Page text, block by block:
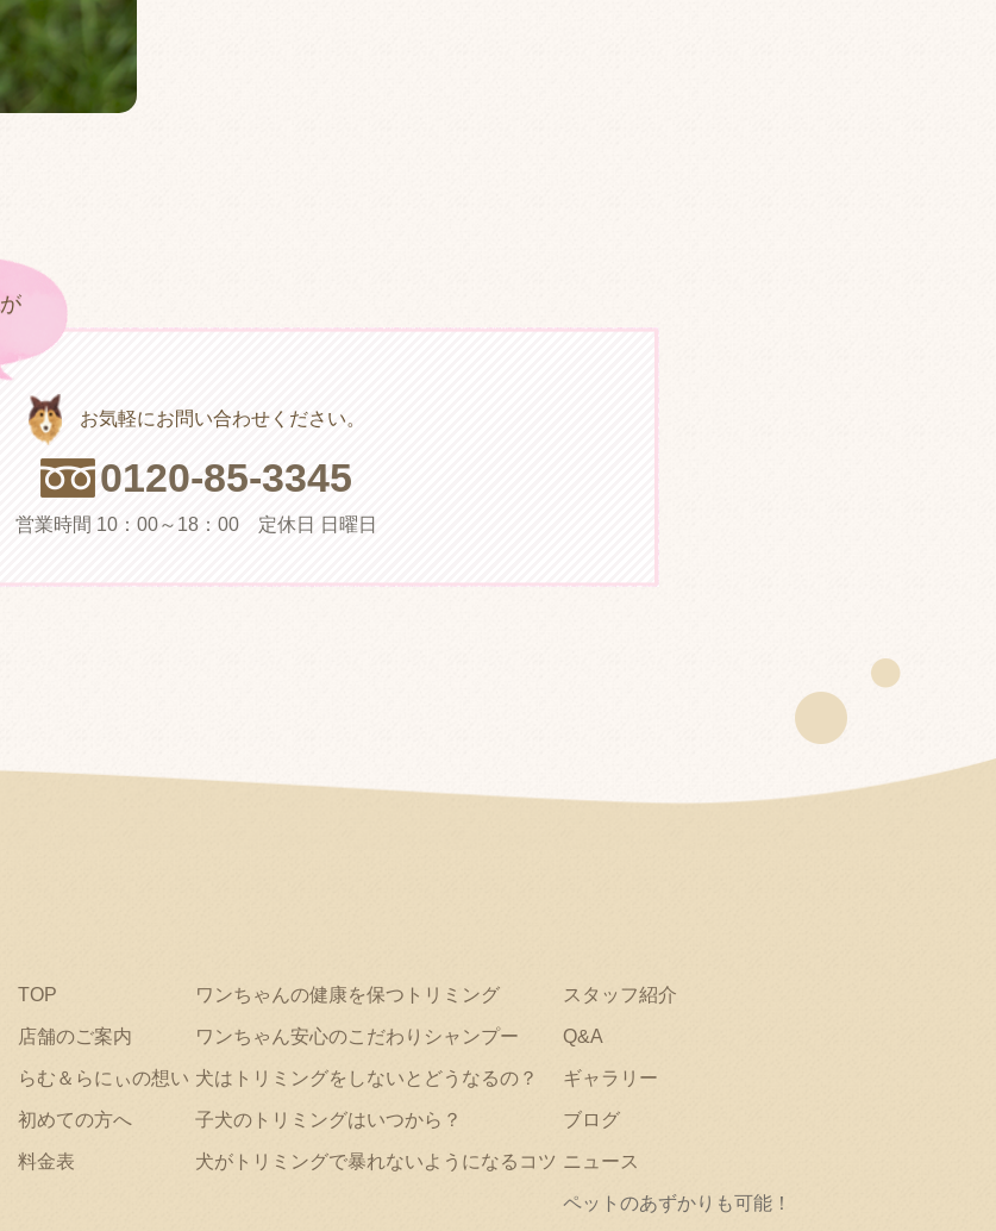
が
お気軽にお問い合わせください。
0120-85-3345
営業時間 10：00～18：00 定休日 日曜日
TOP
店舗のご案内
らむ＆らにぃの想い
初めての方へ
料金表
ワンちゃんの健康を保つトリミング
ワンちゃん安心のこだわりシャンプー
犬はトリミングをしないとどうなるの？
子犬のトリミングはいつから？
犬がトリミングで暴れないようになるコツ
スタッフ紹介
Q&A
ギャラリー
ブログ
ニュース
ペットのあずかりも可能！